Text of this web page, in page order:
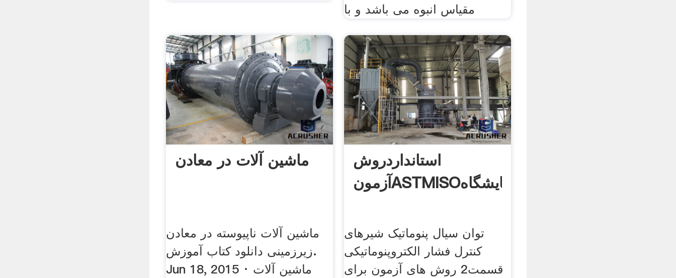
مقیاس انبوه می باشد و با
ماشین آلات در معادن
ماشین آلات ناپیوسته در معادن
زیرزمینی دانلود كتاب آموزش.
Jun 18, 2015 · ماشین آلات
استانداردروش
آزمونASTMISOآزمایشگاه
توان سیال پنوماتیک شیرهای
کنترل فشار الکتروپنوماتیکی
قسمت2 روش های آزمون برای